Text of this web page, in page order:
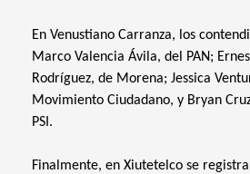
En Venustiano Carranza, los
Marco Valencia Ávila, del PAN;
Rodríguez, de Morena; Jessica
Movimiento Ciudadano, y Bryan
PSI.
Finalmente, en Xiutetelco se